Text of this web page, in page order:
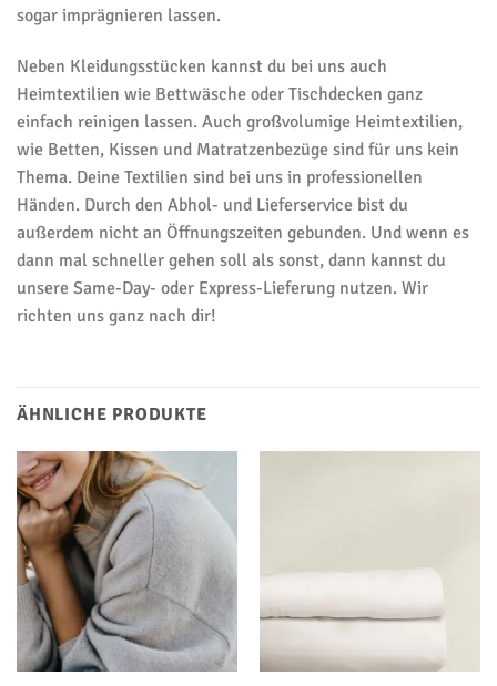
sogar imprägnieren lassen.
Neben Kleidungsstücken kannst du bei uns auch
Heimtextilien wie Bettwäsche oder Tischdecken ganz
einfach reinigen lassen. Auch großvolumige Heimtextilien,
wie Betten, Kissen und Matratzenbezüge sind für uns kein
Thema. Deine Textilien sind bei uns in professionellen
Händen. Durch den Abhol- und Lieferservice bist du
außerdem nicht an Öffnungszeiten gebunden. Und wenn es
dann mal schneller gehen soll als sonst, dann kannst du
unsere Same-Day- oder Express-Lieferung nutzen. Wir
richten uns ganz nach dir!
ÄHNLICHE PRODUKTE